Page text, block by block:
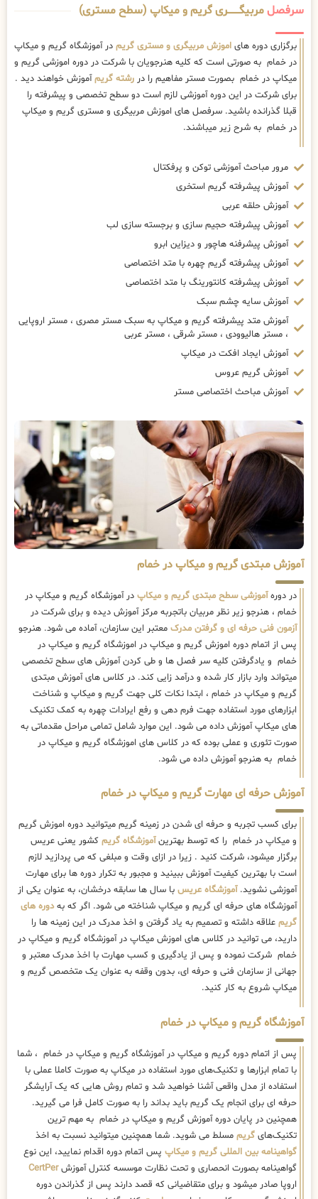
سرفصلمربیگــــــــری گریم و میکاپ (سطح مستری)
برگزاری دوره های اموزش مربیگری و مستری گریم در آموزشگاه گریم و میکاپ
در خمام به صورتی است که کلیه هنرجویان با شرکت در دوره اموزشی گریم و
میکاپ در خمام بصورت مستر مفاهیم را در رشته گریمآموزش خواهند دید .
برای شرکت در این دوره آموزشی لازم است دو سطح تخصصی و پیشرفته را
قبلا گذرانده باشید. سرفصل های اموزش مربیگری و مستری گریم و میکاپ
در خمام به شرح زیر میباشند.
مرور مباحث آموزشی توکن و پرفکتال
آموزش پیشرفته گریم استخری
آموزش حلقه عربی
آموزش پیشرفته حجیم سازی و برجسته سازی لب
آموزش پیشرفنه هاچور و دیزاین ابرو
آموزش پیشرفته گریم چهره با متد اختصاصی
آموزش پیشرفته کانتورینگ با متد اختصاصی
آموزش سایه چشم سبک
آموزش متد پیشرفته گریم و میکاپ به سبک مستر مصری ، مستر اروپایی
، مستر هالیوودی ، مستر شرقی ، مستر عربی
آموزش ایجاد افکت در میکاپ
آموزش گریم عروس
آموزش مباحث اختصاصی مستر
آموزش مبتدی گریم و میکاپ در خمام
در دورهآموزشی سطح مبتدی گریم و میکاپ در آموزشگاه گریم و میکاپ در
خمام ، هنرجو زیر نظر مربیان باتجربه مرکز آموزش دیده و برای شرکت در
آزمون فنی حرفه ای و گرفتن مدرک معتبر این سازمان، آماده می شود. هنرجو
پس از اتمام دوره اموزش گریم و میکاپ در اموزشگاه گریم و میکاپ در
خمام و یادگرفتن کلیه سر فصل ها و طی کردن آموزش های سطح تخصصی
میتواند وارد بازار کار شده و درآمد زایی کند. در کلاس های آموزش مبتدی
گریم و میکاپ در خمام ، ابتدا نکات کلی جهت گریم و میکاپ و شناخت
ابزارهای مورد استفاده جهت فرم دهی و رفع ایرادات چهره به کمک تکنیک
های میکاپ آموزش داده می شود. این موارد شامل تمامی مراحل مقدماتی به
صورت تئوری و عملی بوده که در کلاس های اموزشگاه گریم و میکاپ در
خمام به هنرجو آموزش داده می شود.
آموزش حرفه ای مهارت گریم و میکاپ در خمام
برای کسب تجربه و حرفه ای شدن در زمینه گریم میتوانید دوره اموزش گریم
و میکاپ در خمام را که توسط بهترینآموزشگاه گریم کشور یعنی عریس
برگزار میشود، شرکت کنید . زیرا در ازای وقت و مبلغی که می پردازید لازم
است با بهترین کیفیت آموزش ببینید و مجبور به تکرار دوره ها برای مهارت
آموزشی نشوید.آموزشگاه عریس با سال ها سابقه درخشان، به عنوان یکی از
آموزشگاه های حرفه ای گریم و میکاپ شناخته می شود. اگر که بهدوره های
گریم علاقه داشته و تصمیم به یاد گرفتن و اخذ مدرک در این زمینه ها را
دارید، می توانید در کلاس های اموزش میکاپ در آموزشگاه گریم و میکاپ در
خمام شرکت نموده و پس از یادگیری و کسب مهارت با اخذ مدرک معتبر و
جهانی از سازمان فنی و حرفه ای، بدون وقفه به عنوان یک متخصص گریم و
میکاپ شروع به کار کنید.
آموزشگاه گریم و میکاپ در خمام
پس از اتمام دوره گریم و میکاپ در آموزشگاه گریم و میکاپ در خمام ، شما
با تمام ابزارها و تکنیک‌های مورد استفاده در میکاپ به صورت کاملا عملی با
استفاده از مدل واقعی آشنا خواهید شد و تمام روش هایی که یک آرایشگر
حرفه ای برای انجام یک گریم باید بداند را به صورت کامل فرا می گیرید.
همچنین در پایان دوره آموزش گریم و میکاپ در خمام به مهم ترین
تکنیک‌های گریم مسلط می شوید. شما همچنین میتوانید نسبت به اخذ
گواهینامه بین المللی گریم و میکاپ پس اتمام دوره اقدام نمایید، این نوع
گواهینامه بصورت انحصاری و تحت نظارت موسسه کنترل آموزشCertPer
اروپا صادر میشود و برای متقاضیانی که قصد دارند پس از گذراندن دوره